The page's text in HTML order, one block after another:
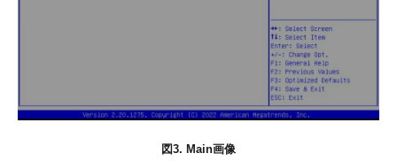
図3. Main画像